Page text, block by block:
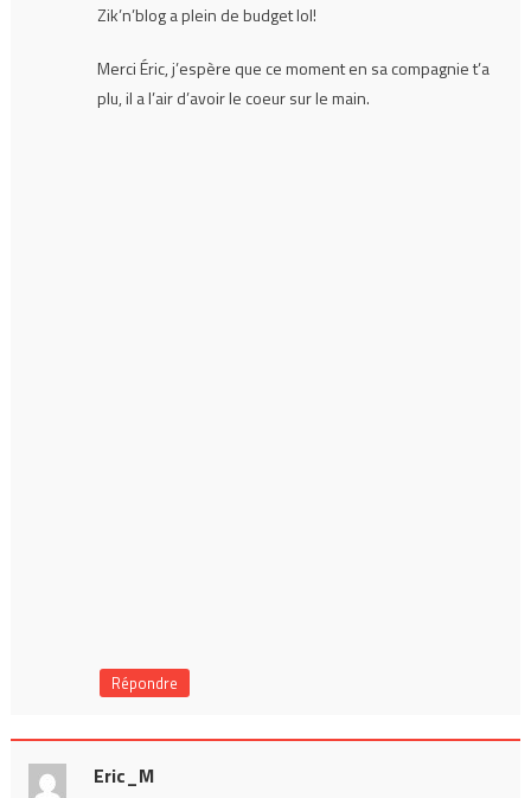
Zik’n’blog a plein de budget lol!
Merci Éric, j’espère que ce moment en sa compagnie t’a
plu, il a l’air d’avoir le coeur sur le main.
Répondre
Eric_M